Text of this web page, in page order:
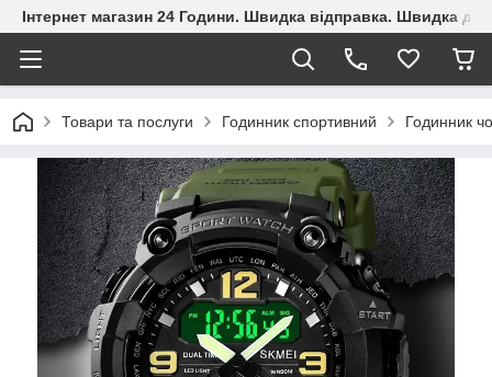
Інтернет магазин 24 Години. Швидка відправка. Швидка
Товари та послуги Годинник спортивний Годинник